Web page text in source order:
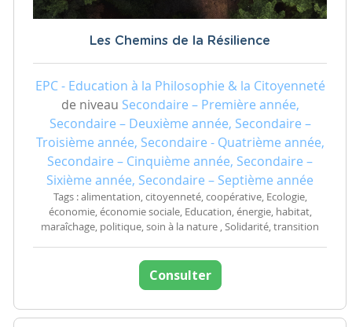
Les Chemins de la Résilience
EPC - Education à la Philosophie & la Citoyenneté
de niveau Secondaire – Première année,
Secondaire – Deuxième année, Secondaire –
Troisième année, Secondaire - Quatrième année,
Secondaire – Cinquième année, Secondaire –
Sixième année, Secondaire – Septième année
Tags : alimentation, citoyenneté, coopérative, Ecologie,
économie, économie sociale, Education, énergie, habitat,
maraîchage, politique, soin à la nature , Solidarité, transition
Consulter